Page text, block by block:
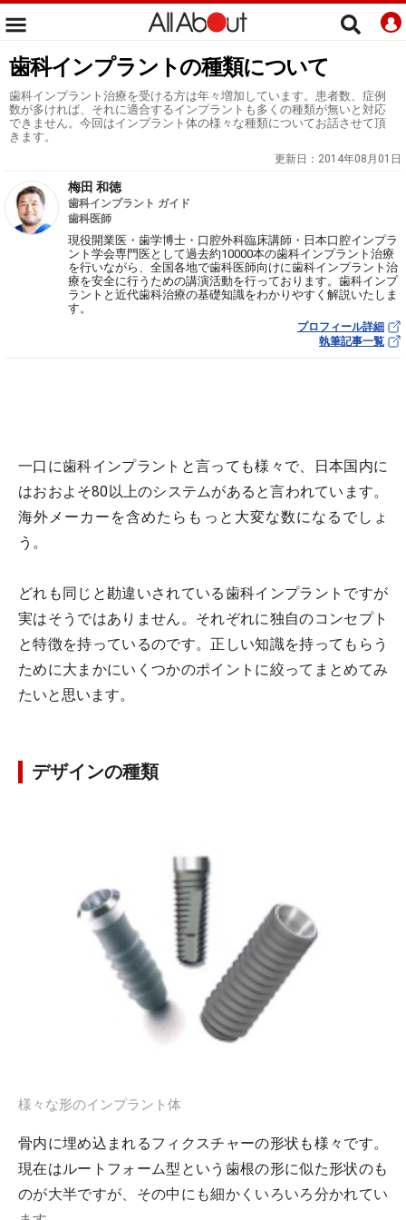
歯科インプラントの種類について
歯科インプラント治療を受ける方は年々増加しています。患者数、症例
数が多ければ、それに適合するインプラントも多くの種類が無いと対応
できません。今回はインプラント体の様々な種類についてお話させて頂
きます。
更新日： 2014年08月01日
梅田 和徳
歯科インプラント ガイド
歯科医師
現役開業医・歯学博士・口腔外科臨床講師・日本口腔インプラ
ント学会専門医として過去約10000本の歯科インプラント治療
を行いながら、全国各地で歯科医師向けに歯科インプラント治
療を安全に行うための講演活動を行っております。歯科インプ
ラントと近代歯科治療の基礎知識をわかりやすく解説いたしま
す。
プロフィール詳細
執筆記事一覧
一口に歯科インプラントと言っても様々で、日本国内に
はおおよそ80以上のシステムがあると言われています。
海外メーカーを含めたらもっと大変な数になるでしょ
う。
どれも同じと勘違いされている歯科インプラントですが
実はそうではありません。それぞれに独自のコンセプト
と特徴を持っているのです。正しい知識を持ってもらう
ために大まかにいくつかのポイントに絞ってまとめてみ
たいと思います。
デザインの種類
様々な形のインプラント体
骨内に埋め込まれるフィクスチャーの形状も様々です。
現在はルートフォーム型という歯根の形に似た形状のも
のが大半ですが、その中にも細かくいろいろ分かれてい